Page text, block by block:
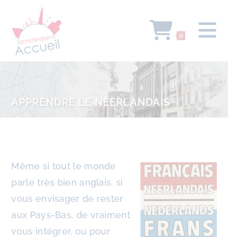
0
APPRENDRE LE NÉERLANDAIS
Même si tout le monde
parle très bien anglais, si
vous envisager de rester
aux Pays-Bas, de vraiment
vous intégrer, ou pour